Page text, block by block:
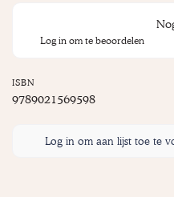
Log in om te beoordelen
ISBN
9789021569598
Log in om aan lijst toe te